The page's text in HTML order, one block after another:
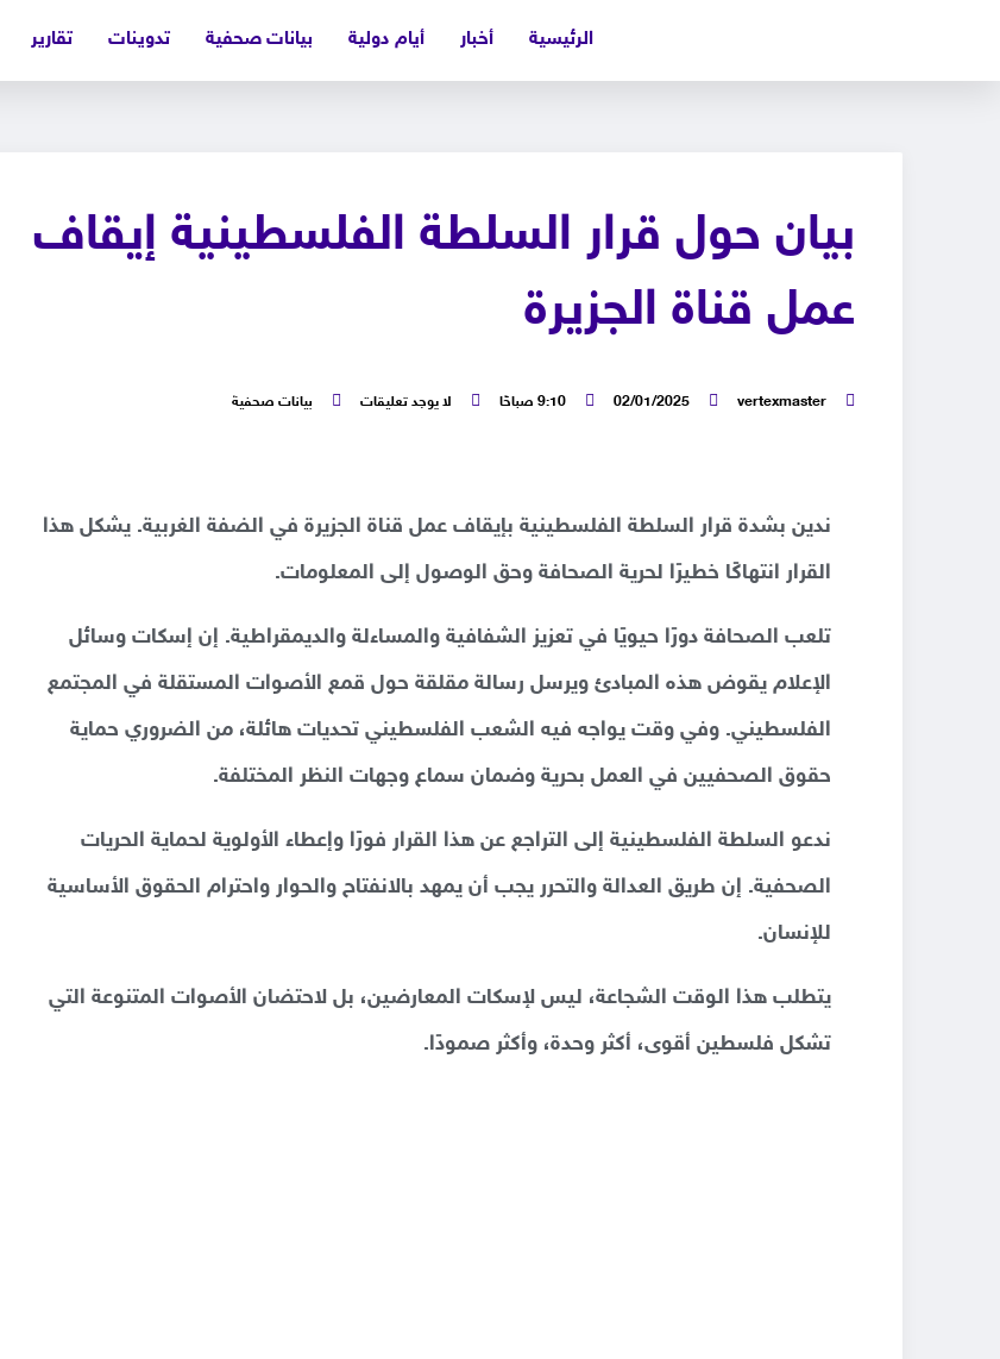
الرئيسية أخبار أيام دولية بيانات صحفية تدوينات تقارير
بيان حول قرار السلطة الفلسطينية إيقاف
عمل قناة الجزيرة
vertexmaster
02/01/2025 9:10 صباحًا لا يوجد تعليقات بيانات صحفية
ندين بشدة قرار السلطة الفلسطينية بإيقاف عمل قناة الجزيرة في الضفة الغربية. يشكل هذا
القرار انتهاكًا خطيرًا لحرية الصحافة وحق الوصول إلى المعلومات.
تلعب الصحافة دورًا حيويًا في تعزيز الشفافية والمساءلة والديمقراطية. إن إسكات وسائل
الإعلام يقوض هذه المبادئ ويرسل رسالة مقلقة حول قمع الأصوات المستقلة في المجتمع
الفلسطيني. وفي وقت يواجه فيه الشعب الفلسطيني تحديات هائلة، من الضروري حماية
حقوق الصحفيين في العمل بحرية وضمان سماع وجهات النظر المختلفة.
ندعو السلطة الفلسطينية إلى التراجع عن هذا القرار فورًا وإعطاء الأولوية لحماية الحريات
الصحفية. إن طريق العدالة والتحرر يجب أن يمهد بالانفتاح والحوار واحترام الحقوق الأساسية
للإنسان.
يتطلب هذا الوقت الشجاعة، ليس لإسكات المعارضين، بل لاحتضان الأصوات المتنوعة التي
تشكل فلسطين أقوى، أكثر وحدة، وأكثر صمودًا.